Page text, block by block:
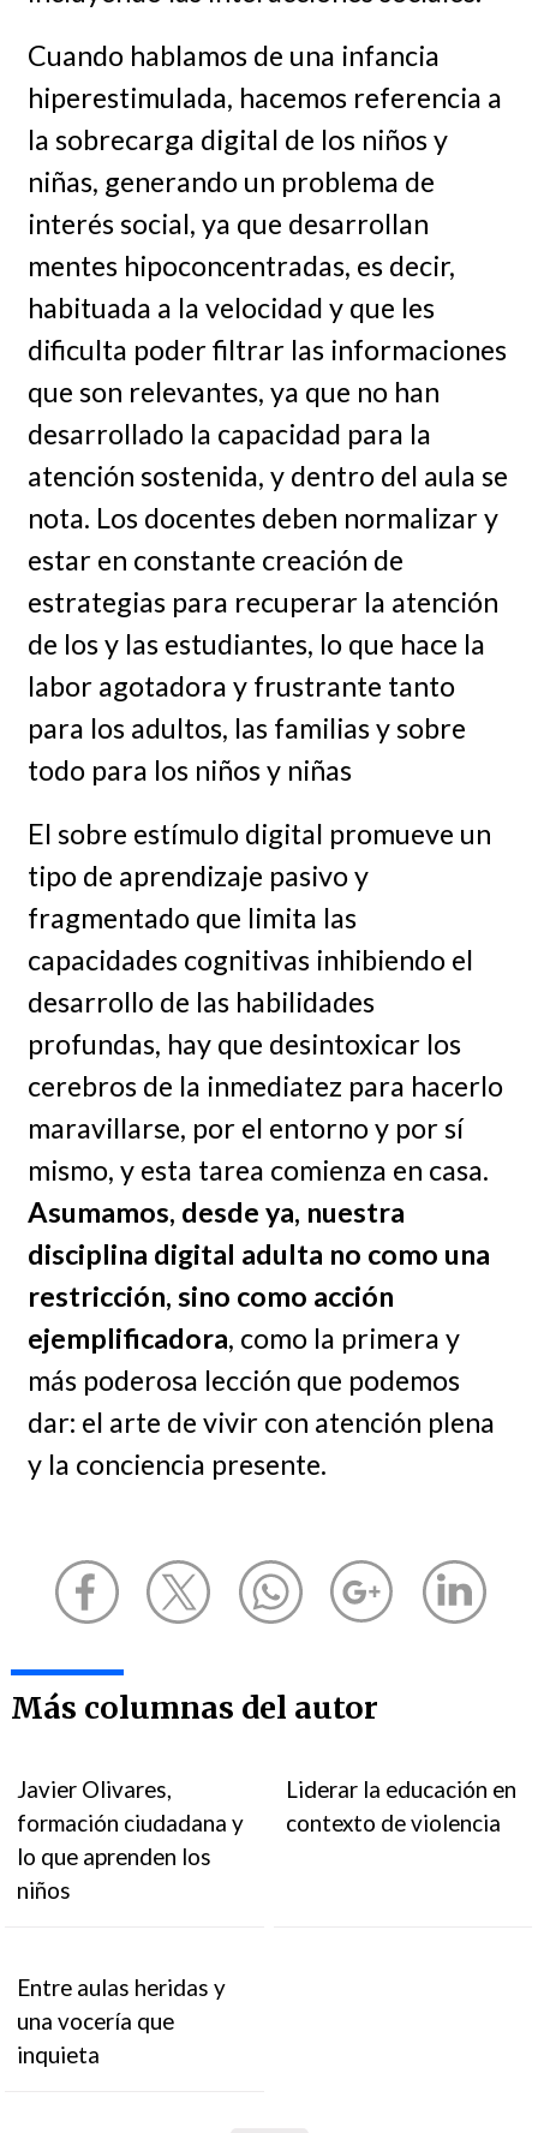
Cuando hablamos de una infancia
hiperestimulada, hacemos referencia a
la sobrecarga digital de los niños y
niñas, generando un problema de
interés social, ya que desarrollan
mentes hipoconcentradas, es decir,
habituada a la velocidad y que les
dificulta poder filtrar las informaciones
que son relevantes, ya que no han
desarrollado la capacidad para la
atención sostenida, y dentro del aula se
nota. Los docentes deben normalizar y
estar en constante creación de
estrategias para recuperar la atención
de los y las estudiantes, lo que hace la
labor agotadora y frustrante tanto
para los adultos, las familias y sobre
todo para los niños y niñas
El sobre estímulo digital promueve un
tipo de aprendizaje pasivo y
fragmentado que limita las
capacidades cognitivas inhibiendo el
desarrollo de las habilidades
profundas, hay que desintoxicar los
cerebros de la inmediatez para hacerlo
maravillarse, por el entorno y por sí
mismo, y esta tarea comienza en casa.
Asumamos, desde ya, nuestra
disciplina digital adulta no como una
restricción, sino como acción
ejemplificadora, como la primera y
más poderosa lección que podemos
dar: el arte de vivir con atención plena
y la conciencia presente.
Más columnas del autor
Javier Olivares,
formación ciudadana y
lo que aprenden los
niños
Liderar la educación en
contexto de violencia
Entre aulas heridas y
una vocería que
inquieta